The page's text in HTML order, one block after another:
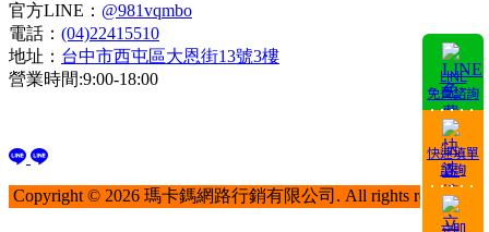
官方LINE： @981vqmbo
電話： (04)22415510
地址： 台中市西屯區大恩街13號3樓
營業時間:9:00-18:00
LINE
免費諮詢
快速填單
諮詢
Copyright © 2026 瑪卡鎷網路行銷有限公司. All rights reserved.